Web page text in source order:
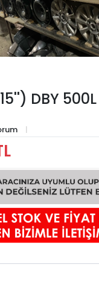
DBY 500L